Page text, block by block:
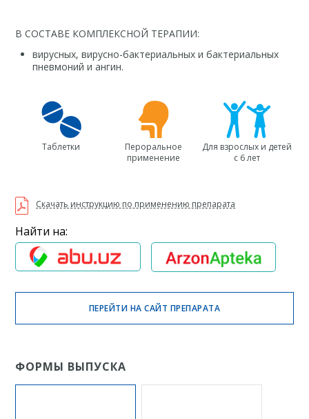
В СОСТАВЕ КОМПЛЕКСНОЙ ТЕРАПИИ:
вирусных, вирусно-бактериальных и бактериальных
пневмоний и ангин.
Таблетки
Пероральное
применение
Для взрослых и детей
с 6 лет
Скачать инструкцию по применению препарата
Найти на:
ПЕРЕЙТИ НА САЙТ ПРЕПАРАТА
ФОРМЫ ВЫПУСКА